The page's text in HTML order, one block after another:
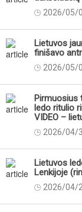
2026/05/
Lietuvos
finišavo
2026/05/
Pirmuosius
ledo ritulio
VIDEO –
2026/04/
Lietuvos
Lenkijoje
2026/04/